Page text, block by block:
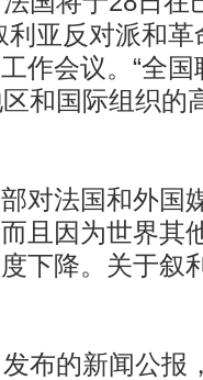
利亚反对派和
作会议。“全
和国际组织的
法国和外国
且因为世界其
下降。关于叙
的新闻公报